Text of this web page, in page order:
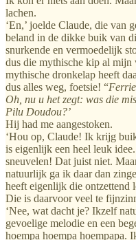
lachen.
‘En,’ joelde Claude, die van
beland in de dikke buik van
snurkende en vermoedelijk
dus die mythische kip al mijn
mythische dronkelap heeft
dus alles weg, foetsie! “
Oh, nu u het zegt: was die
Pilu Doudou?’
Hij had me aangestoken.
‘Hou op, Claude! Ik krijg
is eigenlijk een heel leuk
sneuvelen! Dat juist niet.
natuurlijk ga ik daar dan
heeft eigenlijk die ontzettend
Die is daarvoor veel te
‘Nee, wat dacht je? Ikzelf
gevoelige melodie en een
hoempa hoempa hoempapa.